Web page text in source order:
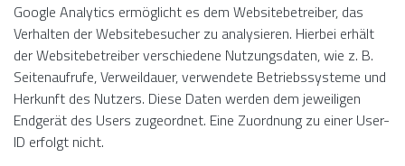
Google Analytics ermöglicht es dem Websitebetreiber, das
Verhalten der Websitebesucher zu analysieren. Hierbei erhält
der Websitebetreiber verschiedene Nutzungsdaten, wie z. B.
Seitenaufrufe, Verweildauer, verwendete Betriebssysteme und
Herkunft des Nutzers. Diese Daten werden dem jeweiligen
Endgerät des Users zugeordnet. Eine Zuordnung zu einer User-
ID erfolgt nicht.